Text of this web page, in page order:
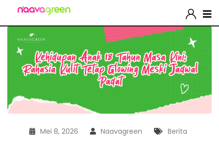
Mei 8, 2026 Naavagreen Berita